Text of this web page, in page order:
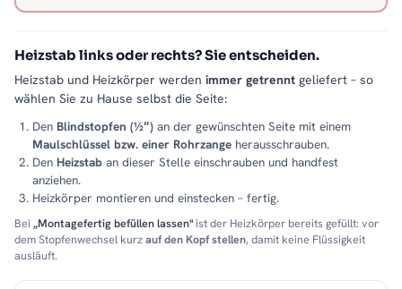
Heizstab links oder rechts? Sie entscheiden.
Heizstab und Heizkörper werden immer getrennt geliefert – so
wählen Sie zu Hause selbst die Seite:
Den Blindstopfen (½″) an der gewünschten Seite mit einem
Maulschlüssel bzw. einer Rohrzange herausschrauben.
Den Heizstab an dieser Stelle einschrauben und handfest
anziehen.
Heizkörper montieren und einstecken – fertig.
Bei „Montagefertig befüllen lassen"ist der Heizkörper bereits gefüllt: vor
dem Stopfenwechsel kurzauf den Kopf stellen, damit keine Flüssigkeit
ausläuft.